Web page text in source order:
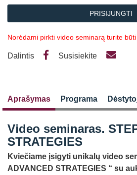
PRISIJUNGTI
Norėdami pirkti video seminarą turite
Dalintis Susisiekite
Aprašymas Programa
Video seminaras.
STRATEGIES
Kviečiame įsigyti unikalų video
ADVANCED STRATEGIES “ su